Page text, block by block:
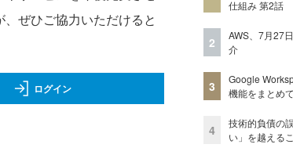
ぜひご協力いただけると
ログイン
仕組み 第2話
2
AWS、7月27
介
3
Google
機能をまとめ
4
技術的負債の
い」を越える